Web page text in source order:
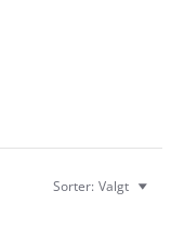
Sorter: Valgt